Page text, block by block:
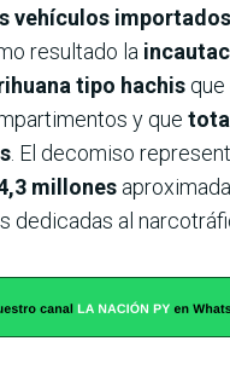
vehículos
resultado la
tipo hachis
y que
. El decomiso
millones
dedicadas al